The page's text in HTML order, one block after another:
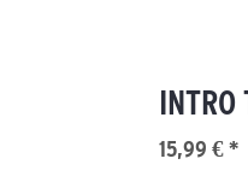
INTRO
15,99 € *